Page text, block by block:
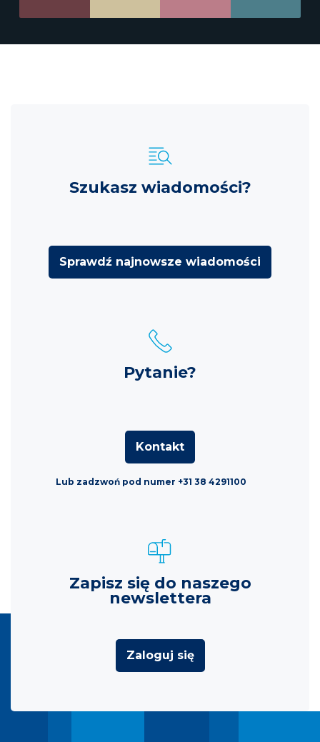
Szukasz wiadomości?
Sprawdź najnowsze wiadomości
Pytanie?
Kontakt
Lub zadzwoń pod numer +31 38 4291100
Zapisz się do naszego
newslettera
Zaloguj się